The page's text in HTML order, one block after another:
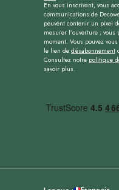
En vous inscrivant, vous
communications de
peuvent contenir un pixel
mesurer l’ouverture ; vous
moment. Vous pouvez
le lien de désabonnement
Consultez notre politique
savoir plus.